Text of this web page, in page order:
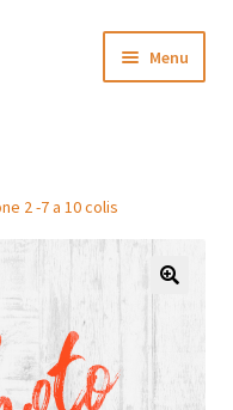
Menu
2 -7 a 10 colis